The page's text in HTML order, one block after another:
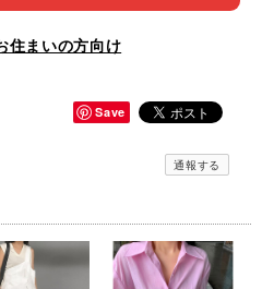
住まいの方向け
Save
通報する